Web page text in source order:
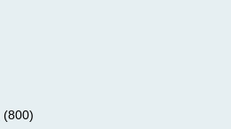
(800)